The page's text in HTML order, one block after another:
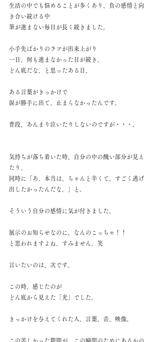
生活の中でも悩めることが多くあり、負の感情と向
き合い続ける中
筆が進まない毎日が長く続きました。
小手先ばかりのラフが出来上がり
一日、何も進まなかった日が続き、
どん底だな、と思ったある日、
ある言葉がきっかけで
涙が勝手に出て、止まらなかったんです。
普段、あんまり泣いたりしないのですが・・・。
気持ちが落ち着いた時、自分の中の醜い部分が見え
たり、
同時に「あ、本当は、ちゃんと辛くて、すごく逃げ
出したかったんだな。」と。
そういう自分の感情に気が付きました。
展示のお知らせなのに、なんのこっちゃ！！
と思われますよね、すみません。笑
言いたいのは、次です。
この時、感じたのが
どん底から見えた「光」でした。
きっかけを与えてくれた人、言葉、音、映像。
この苦しかった期間が、この瞬間のためにあるかの